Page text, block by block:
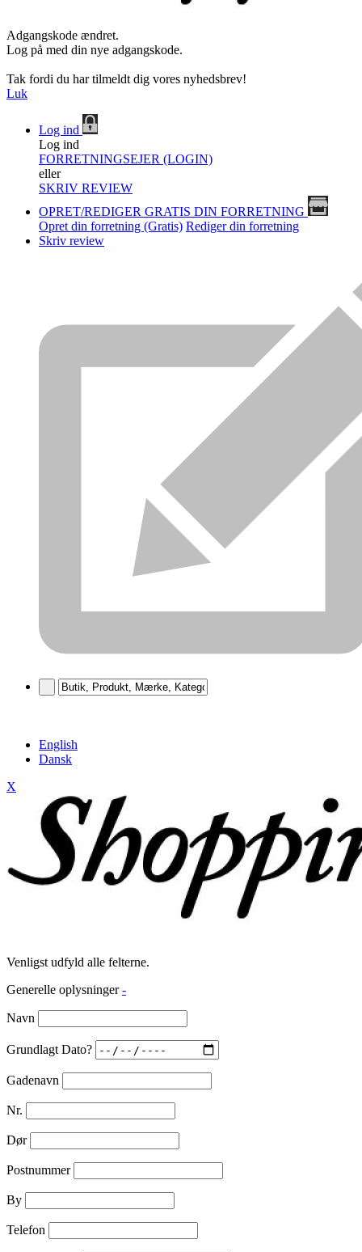
Adgangskode ændret.
Log på med din nye adgangskode.
Tak fordi du har tilmeldt dig vores nyhedsbrev!
Luk
Log ind
Log ind
FORRETNINGSEJER (LOGIN)
eller
SKRIV REVIEW
OPRET/REDIGER GRATIS DIN FORRETNING
Opret din forretning (Gratis) Rediger din forretning
Skriv review
English
Dansk
X
Venligst udfyld alle felterne.
Generelle oplysninger -
Navn
Grundlagt Dato?
Gadenavn
Nr.
Dør
Postnummer
By
Telefon